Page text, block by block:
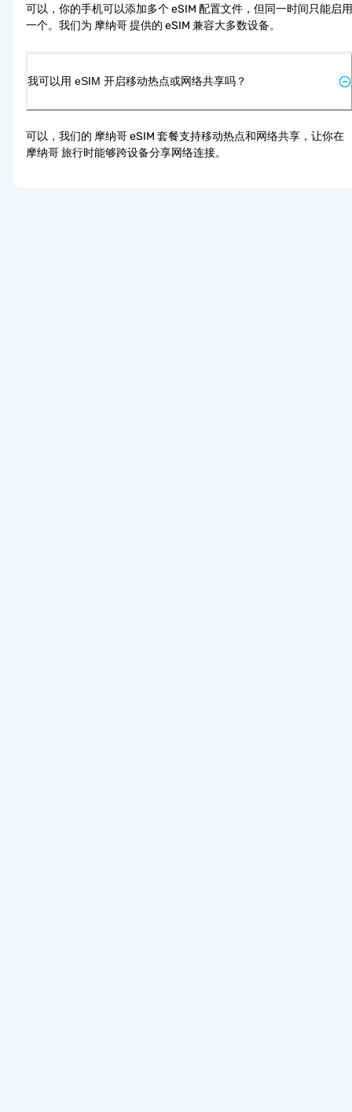
可以，你的手机可以添加多个 eSIM 配置文件，但同一时间只能启用
一个。我们为 摩纳哥 提供的 eSIM 兼容大多数设备。
我可以用 eSIM 开启移动热点或网络共享吗？
可以，我们的 摩纳哥 eSIM 套餐支持移动热点和网络共享，让你在
摩纳哥 旅行时能够跨设备分享网络连接。